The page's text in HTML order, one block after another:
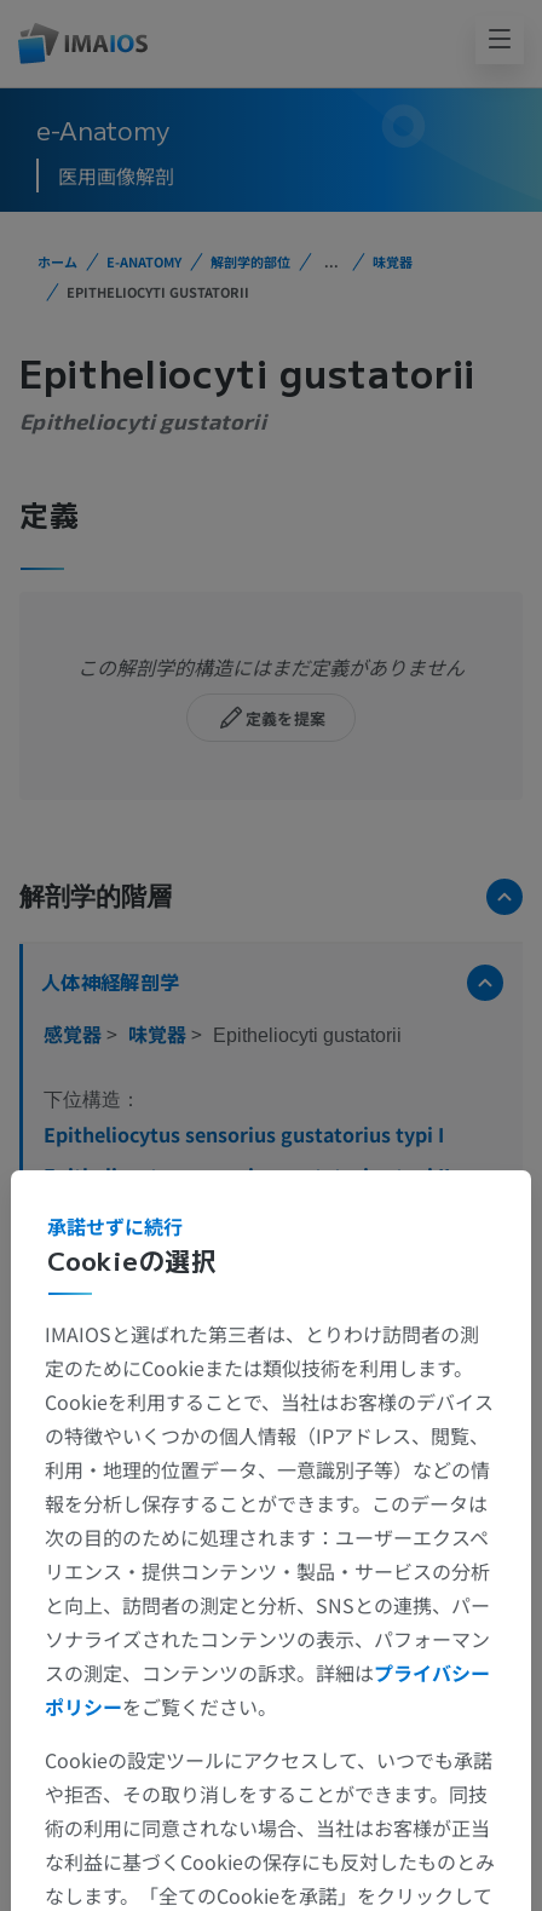
e-Anatomy
医用画像解剖
ホーム E-ANATOMY 解剖学的部位 ...
味覚器
EPITHELIOCYTI GUSTATORII
Epitheliocyti gustatorii
Epitheliocyti gustatorii
定義
この解剖学的構造にはまだ定義がありません
定義を提案
解剖学的階層
人体神経解剖学
感覚器> 味覚器> Epitheliocyti gustatorii
下位構造：
Epitheliocytus sensorius gustatorius typi I
Epitheliocytus sensorius gustatorius typi II
Epitheliocytus sensorius gustatorius typi III
Epitheliocytus gustatorius typi IV
Epitheliocytus gustatorius typi V
翻訳
間違いを発見しましたか？
修正や翻訳、内容の改善の提案がありましたらどう
ぞお知らせください。
問題を報告
アプリを入手
Cookieの選択
承諾せずに続行
IMAIOSと選ばれた第三者は、とりわけ訪問者の測
定のためにCookieまたは類似技術を利用します。
Cookieを利用することで、当社はお客様のデバイス
の特徴やいくつかの個人情報（IPアドレス、閲覧、
利用・地理的位置データ、一意識別子等）などの情
報を分析し保存することができます。このデータは
次の目的のために処理されます：ユーザーエクスペ
リエンス・提供コンテンツ・製品・サービスの分析
と向上、訪問者の測定と分析、SNSとの連携、パー
ソナライズされたコンテンツの表示、パフォーマン
スの測定、コンテンツの訴求。詳細はプライバシー
ポリシーをご覧ください。
Cookieの設定ツールにアクセスして、いつでも承諾
や拒否、その取り消しをすることができます。同技
術の利用に同意されない場合、当社はお客様が正当
な利益に基づくCookieの保存にも反対したものとみ
なします。「全てのCookieを承諾」をクリックして